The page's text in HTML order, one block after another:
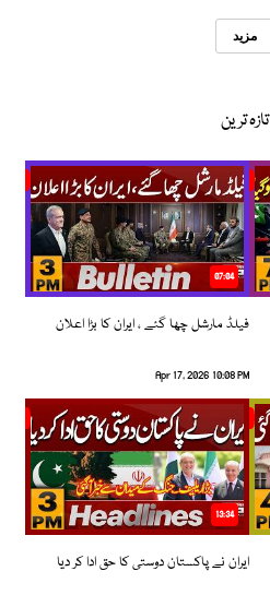
مزید
تازہ ترین
07:04
فیلڈ مارشل چھا گئے ، ایران کا بڑا اعلان
Apr 17, 2026 10:08 PM
13:34
ایران نے پاکستان دوستی کا حق ادا کر دیا